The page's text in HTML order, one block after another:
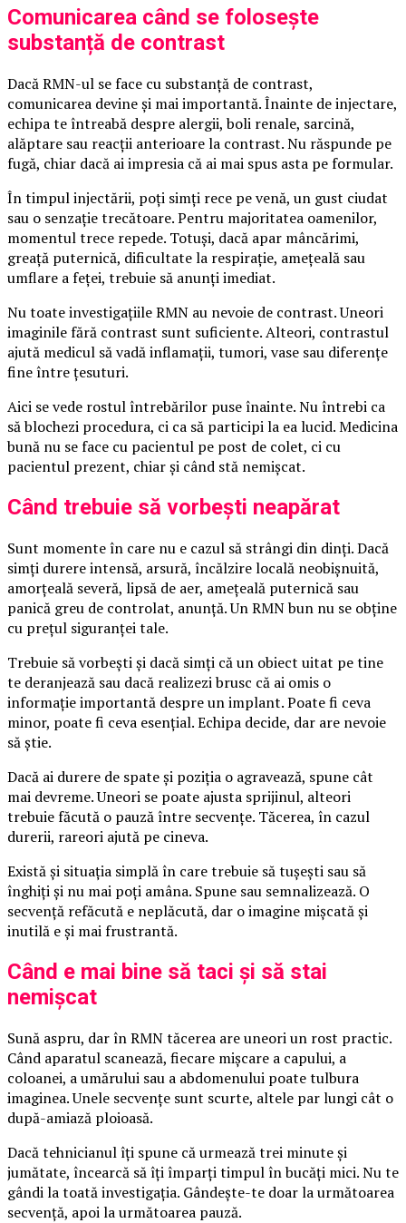
Comunicarea când se folosește
substanță de contrast
Dacă RMN-ul se face cu substanță de contrast,
comunicarea devine și mai importantă. Înainte de injectare,
echipa te întreabă despre alergii, boli renale, sarcină,
alăptare sau reacții anterioare la contrast. Nu răspunde pe
fugă, chiar dacă ai impresia că ai mai spus asta pe formular.
În timpul injectării, poți simți rece pe venă, un gust ciudat
sau o senzație trecătoare. Pentru majoritatea oamenilor,
momentul trece repede. Totuși, dacă apar mâncărimi,
greață puternică, dificultate la respirație, amețeală sau
umflare a feței, trebuie să anunți imediat.
Nu toate investigațiile RMN au nevoie de contrast. Uneori
imaginile fără contrast sunt suficiente. Alteori, contrastul
ajută medicul să vadă inflamații, tumori, vase sau diferențe
fine între țesuturi.
Aici se vede rostul întrebărilor puse înainte. Nu întrebi ca
să blochezi procedura, ci ca să participi la ea lucid. Medicina
bună nu se face cu pacientul pe post de colet, ci cu
pacientul prezent, chiar și când stă nemișcat.
Când trebuie să vorbești neapărat
Sunt momente în care nu e cazul să strângi din dinți. Dacă
simți durere intensă, arsură, încălzire locală neobișnuită,
amorțeală severă, lipsă de aer, amețeală puternică sau
panică greu de controlat, anunță. Un RMN bun nu se obține
cu prețul siguranței tale.
Trebuie să vorbești și dacă simți că un obiect uitat pe tine
te deranjează sau dacă realizezi brusc că ai omis o
informație importantă despre un implant. Poate fi ceva
minor, poate fi ceva esențial. Echipa decide, dar are nevoie
să știe.
Dacă ai durere de spate și poziția o agravează, spune cât
mai devreme. Uneori se poate ajusta sprijinul, alteori
trebuie făcută o pauză între secvențe. Tăcerea, în cazul
durerii, rareori ajută pe cineva.
Există și situația simplă în care trebuie să tușești sau să
înghiți și nu mai poți amâna. Spune sau semnalizează. O
secvență refăcută e neplăcută, dar o imagine mișcată și
inutilă e și mai frustrantă.
Când e mai bine să taci și să stai
nemișcat
Sună aspru, dar în RMN tăcerea are uneori un rost practic.
Când aparatul scanează, fiecare mișcare a capului, a
coloanei, a umărului sau a abdomenului poate tulbura
imaginea. Unele secvențe sunt scurte, altele par lungi cât o
după-amiază ploioasă.
Dacă tehnicianul îți spune că urmează trei minute și
jumătate, încearcă să îți împarți timpul în bucăți mici. Nu te
gândi la toată investigația. Gândește-te doar la următoarea
secvență, apoi la următoarea pauză.